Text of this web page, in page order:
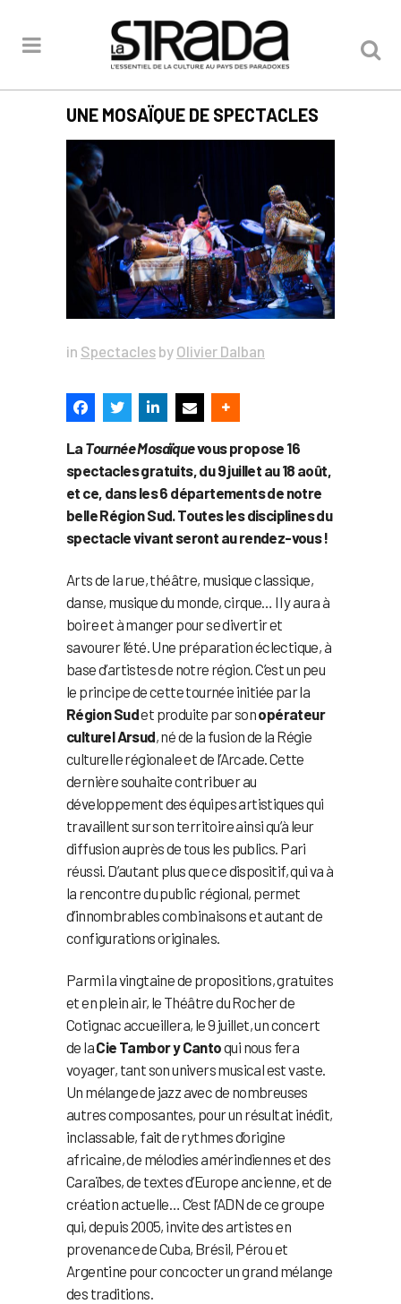
UNE MOSAÏQUE DE SPECTACLES
in Spectacles by Olivier Dalban
La Tournée Mosaïquevous propose 16
spectacles gratuits, du 9 juillet au 18 août,
et ce, dans les 6 départements de notre
belle Région Sud. Toutes les disciplines du
spectacle vivant seront au rendez-vous !
Arts de la rue, théâtre, musique classique,
danse, musique du monde, cirque… Il y aura à
boire et à manger pour se divertir et
savourer l’été. Une préparation éclectique, à
base d’artistes de notre région. C’est un peu
le principe de cette tournée initiée par la
Région Sudet produite par sonopérateur
culturel Arsud, né de la fusion de la Régie
culturelle régionale et de l’Arcade. Cette
dernière souhaite contribuer au
développement des équipes artistiques qui
travaillent sur son territoire ainsi qu’à leur
diffusion auprès de tous les publics. Pari
réussi. D’autant plus que ce dispositif, qui va à
la rencontre du public régional, permet
d’innombrables combinaisons et autant de
configurations originales.
Parmi la vingtaine de propositions, gratuites
et en plein air, le Théâtre du Rocher de
Cotignac accueillera, le 9 juillet, un concert
de laCie Tambor y Cantoqui nous fera
voyager, tant son univers musical est vaste.
Un mélange de jazz avec de nombreuses
autres composantes, pour un résultat inédit,
inclassable, fait de rythmes d’origine
africaine, de mélodies amérindiennes et des
Caraïbes, de textes d’Europe ancienne, et de
création actuelle… C’est l’ADN de ce groupe
qui, depuis 2005, invite des artistes en
provenance de Cuba, Brésil, Pérou et
Argentine pour concocter un grand mélange
des traditions.